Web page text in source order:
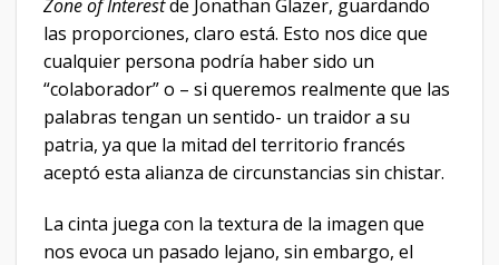
Zone of Interestde Jonathan Glazer, guardando
las proporciones, claro está. Esto nos dice que
cualquier persona podría haber sido un
“colaborador” o – si queremos realmente que las
palabras tengan un sentido- un traidor a su
patria, ya que la mitad del territorio francés
aceptó esta alianza de circunstancias sin chistar.
La cinta juega con la textura de la imagen que
nos evoca un pasado lejano, sin embargo, el